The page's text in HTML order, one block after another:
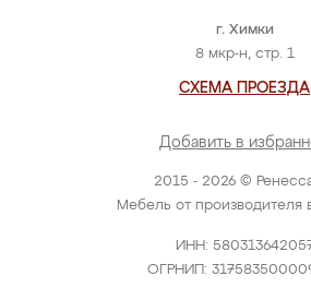
2015 - 2026 ©
Мебель от производителя
ИНН:
ОГРНИП:
г. Химки
8 мкр-н, стр. 1
СХЕМА ПРОЕЗДА
Добавить в